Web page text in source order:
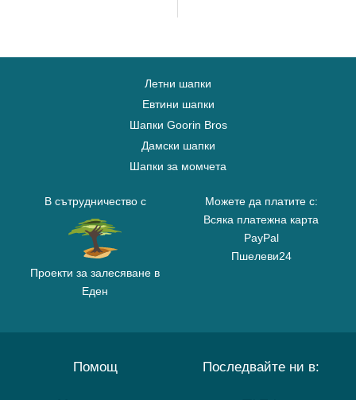
Летни шапки
Евтини шапки
Шапки Goorin Bros
Дамски шапки
Шапки за момчета
В сътрудничество с
Проекти за залесяване в
Еден
Можете да платите с:
Всяка платежна карта
PayPal
Пшелеви24
Помощ Последвайте ни в: